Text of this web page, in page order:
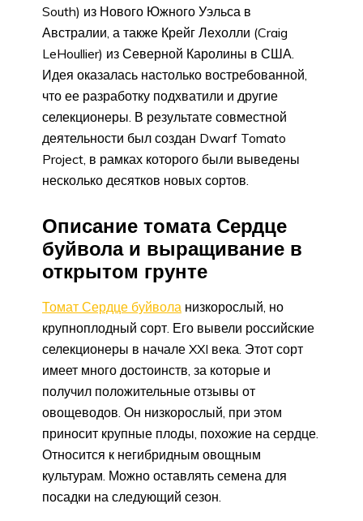
South) из Нового Южного Уэльса в
Австралии, а также Крейг Лехолли (Craig
LeHoullier) из Северной Каролины в США.
Идея оказалась настолько востребованной,
что ее разработку подхватили и другие
селекционеры. В результате совместной
деятельности был создан Dwarf Tomato
Project, в рамках которого были выведены
несколько десятков новых сортов.
Описание томата Сердце
буйвола и выращивание в
открытом грунте
Томат Сердце буйвола низкорослый, но
крупноплодный сорт. Его вывели российские
селекционеры в начале XXI века. Этот сорт
имеет много достоинств, за которые и
получил положительные отзывы от
овощеводов. Он низкорослый, при этом
приносит крупные плоды, похожие на сердце.
Относится к негибридным овощным
культурам. Можно оставлять семена для
посадки на следующий сезон.